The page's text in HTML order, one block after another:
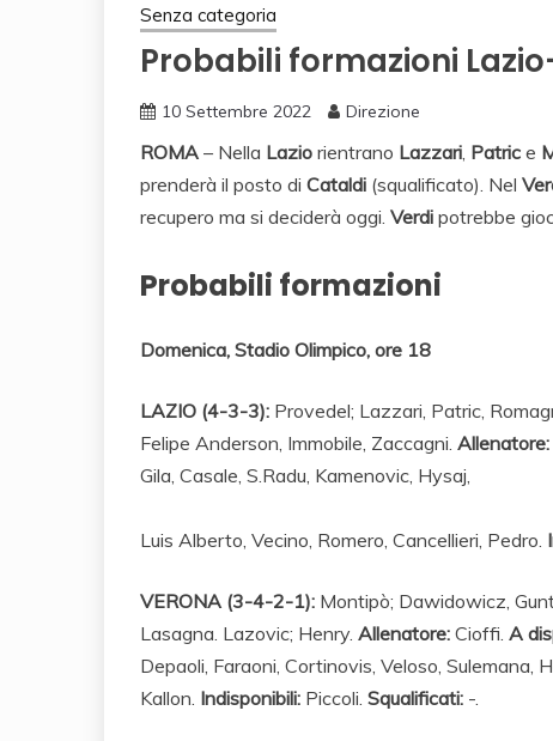
Senza categoria
Probabili formazioni
10 Settembre 2022 Direzione
ROMA – Nella Lazio rientrano Lazzari, Patric e
prenderà il posto di Cataldi (squalificato). Nel
recupero ma si deciderà oggi. Verdi potrebbe
Probabili formazioni
Domenica, Stadio Olimpico, ore 18
LAZIO (4-3-3): Provedel; Lazzari, Patric,
Felipe Anderson, Immobile, Zaccagni. Allenatore:
Gila, Casale, S.Radu, Kamenovic, Hysaj,
Luis Alberto, Vecino, Romero, Cancellieri, Pedro.
VERONA (3-4-2-1): Montipò; Dawidowicz,
Lasagna. Lazovic; Henry. Allenatore: Cioffi. A
Depaoli, Faraoni, Cortinovis, Veloso, Sulemana,
Kallon. Indisponibili: Piccoli. Squalificati: -.